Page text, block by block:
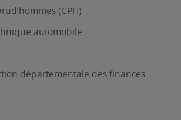
(CPH)
automobile
départementale des finances